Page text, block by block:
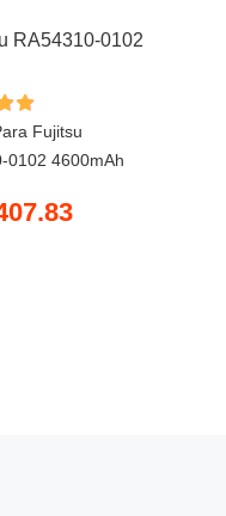
Fujitsu
0102 4600mAh